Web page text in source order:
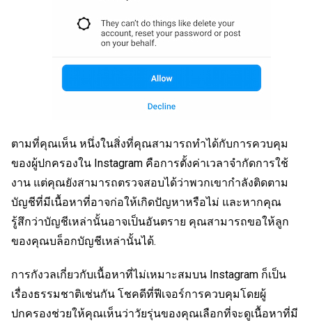
ตามที่คุณเห็น หนึ่งในสิ่งที่คุณสามารถทำได้กับการควบคุม
ของผู้ปกครองใน Instagram คือการตั้งค่าเวลาจำกัดการใช้
งาน แต่คุณยังสามารถตรวจสอบได้ว่าพวกเขากำลังติดตาม
บัญชีที่มีเนื้อหาที่อาจก่อให้เกิดปัญหาหรือไม่ และหากคุณ
รู้สึกว่าบัญชีเหล่านั้นอาจเป็นอันตราย คุณสามารถขอให้ลูก
ของคุณบล็อกบัญชีเหล่านั้นได้.
การกังวลเกี่ยวกับเนื้อหาที่ไม่เหมาะสมบน Instagram ก็เป็น
เรื่องธรรมชาติเช่นกัน โชคดีที่ฟีเจอร์การควบคุมโดยผู้
ปกครองช่วยให้คุณเห็นว่าวัยรุ่นของคุณเลือกที่จะดูเนื้อหาที่มี